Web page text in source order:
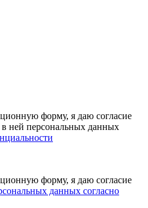
форму, я даю согласие
ней персональных данных
форму, я даю согласие
данных согласно